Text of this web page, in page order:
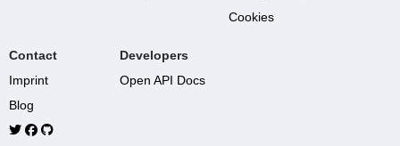
Cookies
Contact
Imprint
Blog
Developers
Open API Docs